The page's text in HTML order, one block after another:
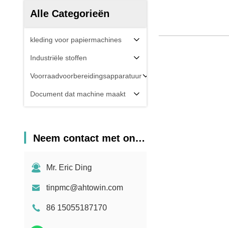
Alle Categorieën
kleding voor papiermachines
Industriële stoffen
Voorraadvoorbereidingsapparatuur
Document dat machine maakt
Neem contact met ons op
Mr. Eric Ding
tinpmc@ahtowin.com
86 15055187170